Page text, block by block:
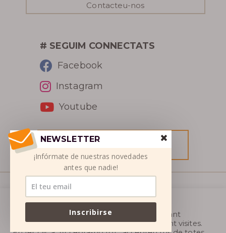
Contacteu-nos
RESERVA
# SEGUIM CONNECTATS
Facebook
Instagram
Youtube
© SETSN 2026
Legal Termes i Condicions de Venda
Protecció
Utilitzem cookies al nostre lloc web per
proporcionar-vos l’experiència més rellevant
recordant les vostres preferències i repetint visites.
NEWSLETTER
¡Infórmate de nuestras novedades
antes que nadie!
Inscribirse